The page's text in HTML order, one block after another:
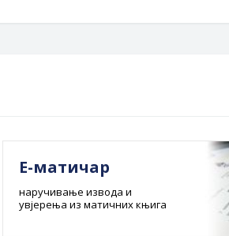
Е-матичар
наручивање извода и
увјерења из матичних књига